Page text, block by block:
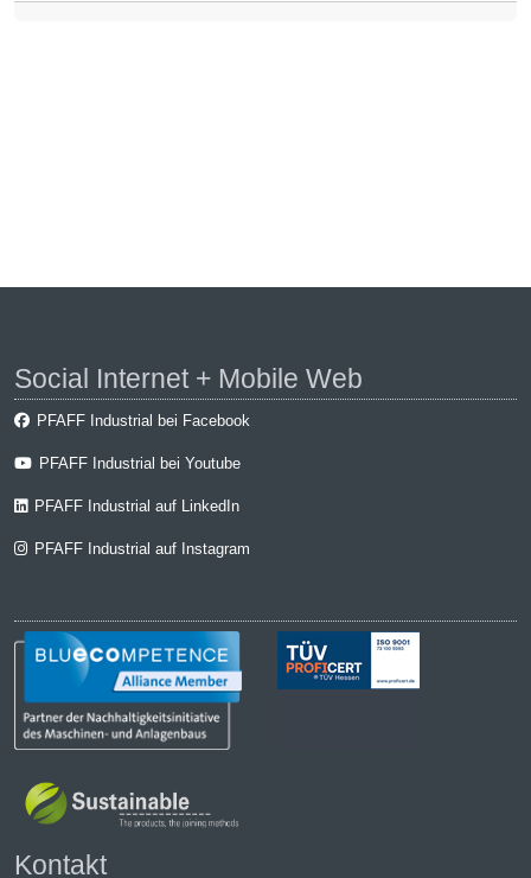
Social Internet + Mobile Web
PFAFF Industrial bei Facebook
PFAFF Industrial bei Youtube
PFAFF Industrial auf LinkedIn
PFAFF Industrial auf Instagram
Kontakt